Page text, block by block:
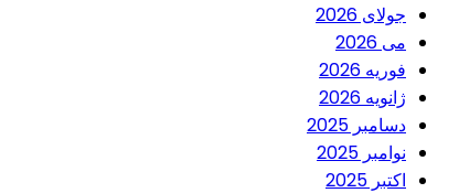
جولای 2026
می 2026
فوریه 2026
ژانویه 2026
دسامبر 2025
نوامبر 2025
اکتبر 2025